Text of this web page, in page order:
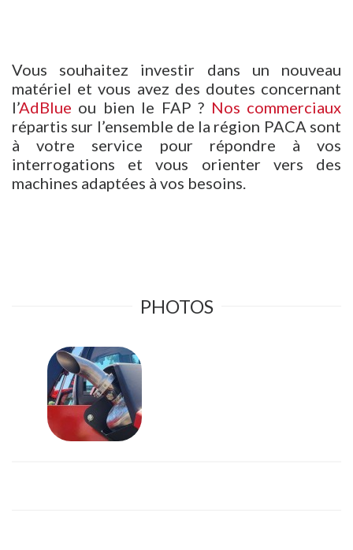
Vous souhaitez investir dans un nouveau
matériel et vous avez des doutes concernant
l’AdBlue ou bien le FAP ? Nos commerciaux
répartis sur l’ensemble de la région PACA sont
à votre service pour répondre à vos
interrogations et vous orienter vers des
machines adaptées à vos besoins.
PHOTOS